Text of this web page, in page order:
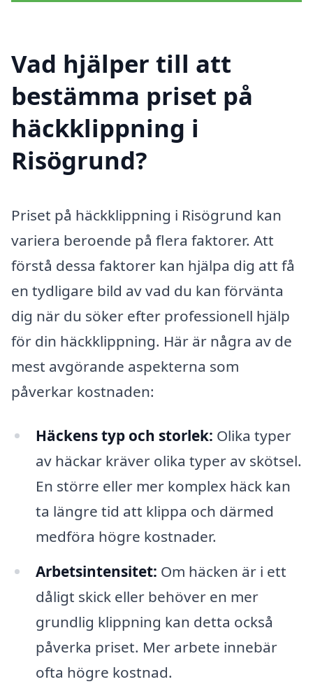
Vad hjälper till att
bestämma priset på
häckklippning i
Risögrund?
Priset på häckklippning i Risögrund kan
variera beroende på flera faktorer. Att
förstå dessa faktorer kan hjälpa dig att få
en tydligare bild av vad du kan förvänta
dig när du söker efter professionell hjälp
för din häckklippning. Här är några av de
mest avgörande aspekterna som
påverkar kostnaden:
Häckens typ och storlek: Olika typer
av häckar kräver olika typer av skötsel.
En större eller mer komplex häck kan
ta längre tid att klippa och därmed
medföra högre kostnader.
Arbetsintensitet: Om häcken är i ett
dåligt skick eller behöver en mer
grundlig klippning kan detta också
påverka priset. Mer arbete innebär
ofta högre kostnad.